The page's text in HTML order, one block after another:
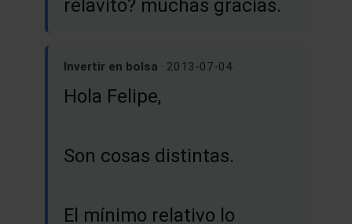
relavito? muchas gracias.
Invertir en bolsa · 2013-07-04
Hola Felipe,
Son cosas distintas.
El mínimo relativo lo